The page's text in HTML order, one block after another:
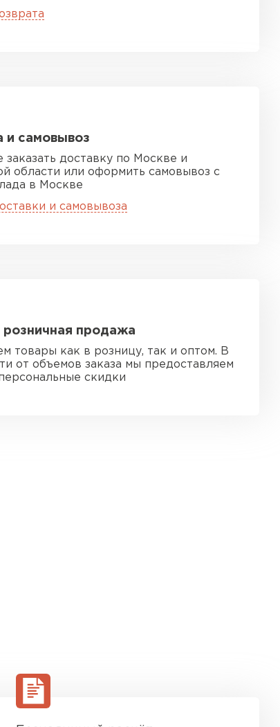
и самовывоз
заказать доставку по Москве и
области или оформить самовывоз с
в Москве
и самовывоза
розничная продажа
товары как в розницу, так и оптом. В
от объемов заказа мы предоставляем
скидки